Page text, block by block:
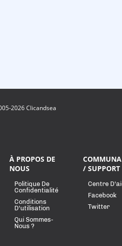
2026 Clicandsea
À PROPOS DE
NOUS
Politique De
Confidentialité
Conditions
D'utilisation
Qui Sommes-
Nous ?
/ SUPPORT
Centre
Facebook
Twitter